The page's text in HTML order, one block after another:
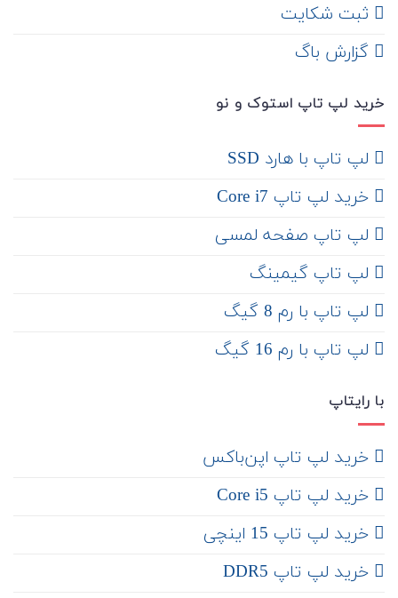
ثبت شکایت
‌ گزارش باگ
خرید لپ تاپ استوک و نو
لپ تاپ با هارد SSD
خرید لپ تاپ Core i7
لپ تاپ صفحه لمسی
لپ تاپ گیمینگ
لپ تاپ با رم 8 گیگ
لپ تاپ با رم 16 گیگ
با رایتاپ
‌ خرید لپ تاپ اپن‌باکس
خرید لپ تاپ Core i5
‌‌ خرید لپ تاپ 15 اینچی
خرید لپ تاپ DDR5